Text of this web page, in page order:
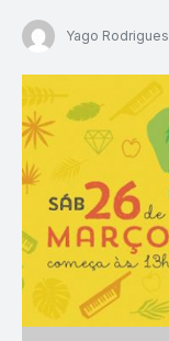
Yago Rodrigues